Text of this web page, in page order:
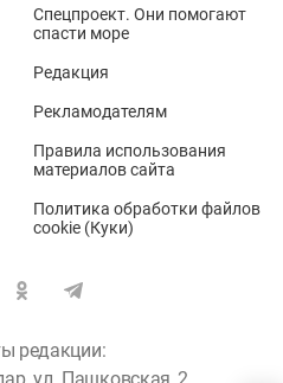
Спецпроект. Они помогают
спасти море
Редакция
Рекламодателям
Правила использования
материалов сайта
Политика обработки файлов
cookie (Куки)
редакции: